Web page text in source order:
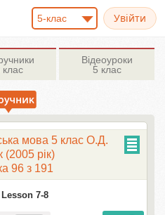
5-клас
клас
Відеоуроки
5 клас
мова 5 клас О.Д.
(2005 рік)
96 з 191
Lesson 7-8